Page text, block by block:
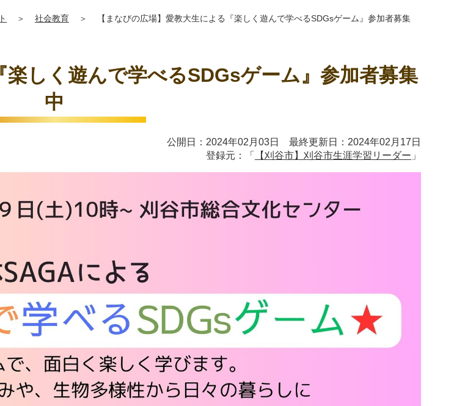
＞ 社会教育 ＞
【まなびの広場】愛教大生による『楽しく遊んで学べるSDGsゲーム』参加者募集
楽しく遊んで学べるSDGsゲーム』参加者募集
中
公開日：2024年02月03日 最終更新日：2024年02月17日
登録元：「
【刈谷市】刈谷市生涯学習リーダー 」